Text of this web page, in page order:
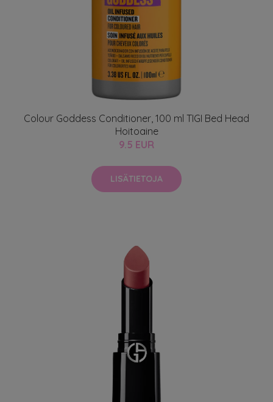
Colour Goddess Conditioner, 100 ml TIGI Bed Head
Hoitoaine
9.5 EUR
LISÄTIETOJA